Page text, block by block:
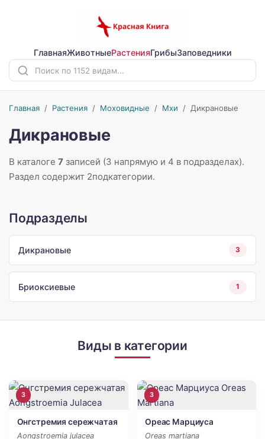
ГлавнаяЖивотныеРастенияГрибыЗаповедники
Главная / Растения / Моховидные / Мхи / Дикрановые
Дикрановые
В каталоге 7 записей (3 напрямую и 4 в подразделах).
Раздел содержит 2подкатегории.
Подразделы
Дикрановые 3
Бриоксиевые 1
Виды в категории
3
Онгстремия сережчатая
Aongstroemia julacea
3
Ореас Марциуса
Oreas martiana